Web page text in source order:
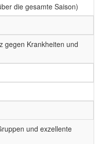
die gesamte Saison)
gegen Krankheiten und
und exzellente